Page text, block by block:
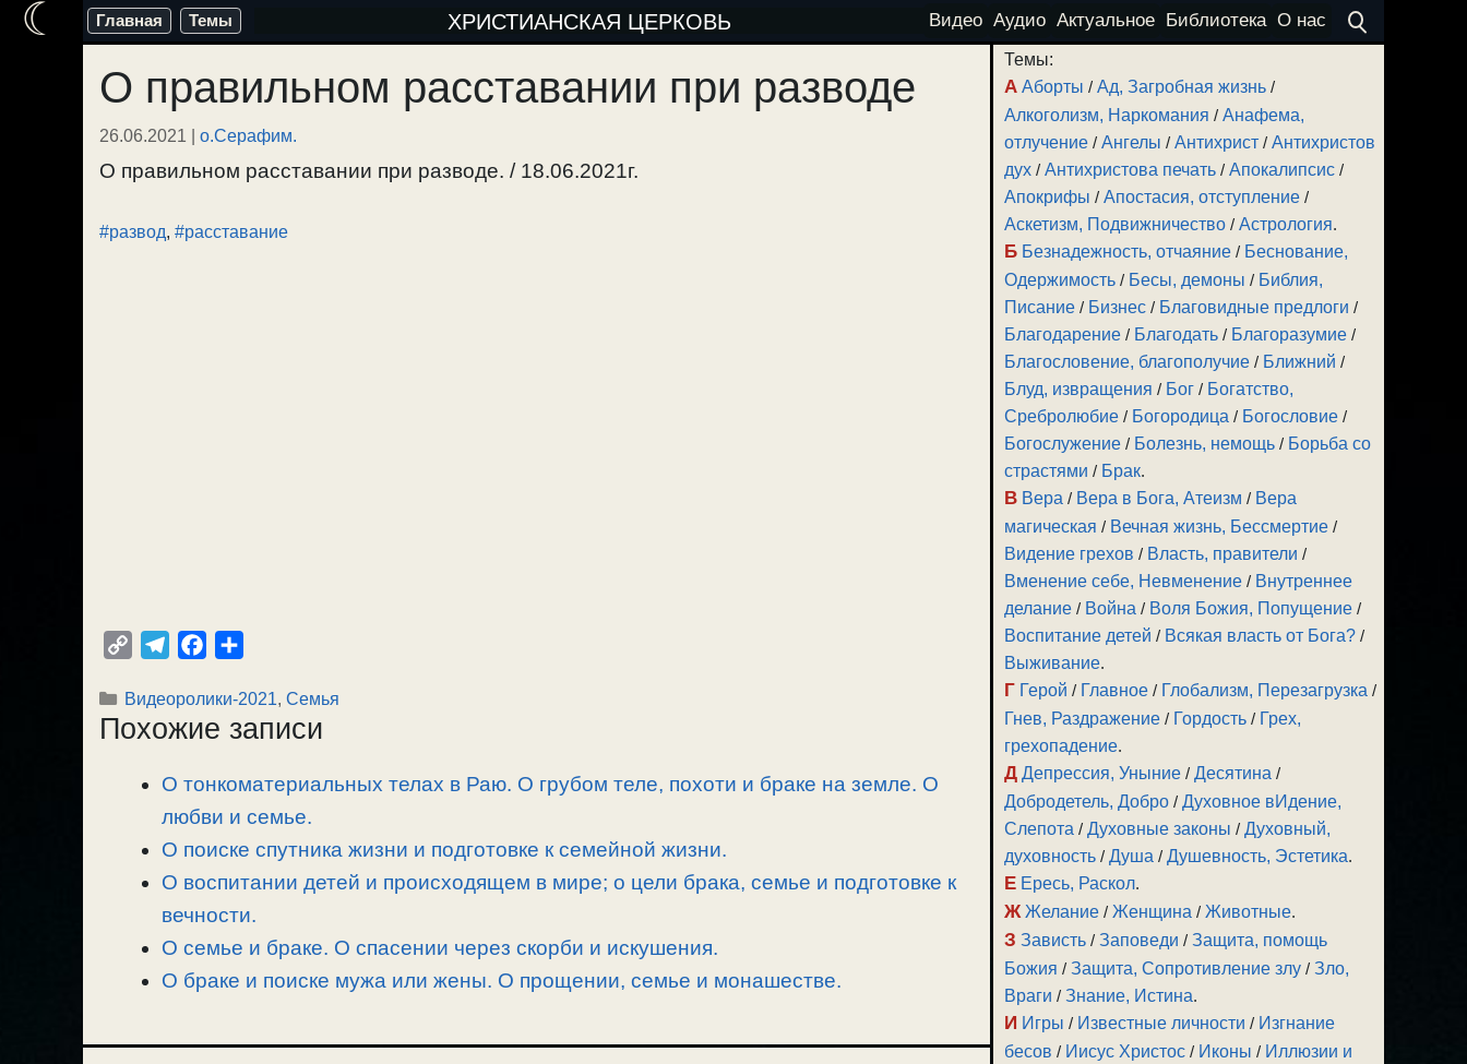
Перейти
содержимому
Главная Темы ХРИСТИАНСКАЯ ЦЕРКОВЬ Видео Аудио Актуальное Библиотека О нас
О правильном расставании при разводе
26.06.2021 | о.Серафим.
О правильном расставании при разводе. / 18.06.2021г.
#развод, #расставание
p
y
l
e
r
a
m
c
e
o
o
k
п
р
в
и
т
Рубрики
Видеоролики-2021, Семья
Похожие записи
О тонкоматериальных телах в Раю. О грубом теле, похоти и браке на земле. О
любви и семье.
О поиске спутника жизни и подготовке к семейной жизни.
О воспитании детей и происходящем в мире; о цели брака, семье и подготовке к
вечности.
О семье и браке. О спасении через скорби и искушения.
О браке и поиске мужа или жены. О прощении, семье и монашестве.
Темы:
А Аборты /Ад, Загробная жизнь /
Алкоголизм, Наркомания /Анафема,
отлучение /Ангелы /Антихрист /Антихристов
дух /Антихристова печать /Апокалипсис /
Апокрифы /Апостасия, отступление /
Аскетизм, Подвижничество /Астрология.
Б Безнадежность, отчаяние / Беснование,
Одержимость / Бесы, демоны / Библия,
Писание / Бизнес / Благовидные предлоги /
Благодарение / Благодать / Благоразумие /
Благословение, благополучие / Ближний /
Блуд, извращения / Бог / Богатство,
Сребролюбие / Богородица / Богословие /
Богослужение / Болезнь, немощь / Борьба со
страстями / Брак.
В Вера / Вера в Бога, Атеизм / Вера
магическая / Вечная жизнь, Бессмертие /
Видение грехов / Власть, правители /
Вменение себе, Невменение / Внутреннее
делание / Война / Воля Божия, Попущение /
Воспитание детей / Всякая власть от Бога? /
Выживание.
Г Герой / Главное / Глобализм, Перезагрузка /
Гнев, Раздражение / Гордость / Грех,
грехопадение.
Д Депрессия, Уныние /Десятина /
Добродетель, Добро /Духовное вИдение,
Слепота /Духовные законы /Духовный,
духовность /Душа /Душевность, Эстетика.
Е Ересь, Раскол.
Ж Желание /Женщина /Животные.
З Зависть /Заповеди /Защита, помощь
Божия /Защита, Сопротивление злу /Зло,
Враги /Знание, Истина.
И Игры / Известные личности / Изгнание
бесов / Иисус Христос / Иконы / Иллюзии и
☾